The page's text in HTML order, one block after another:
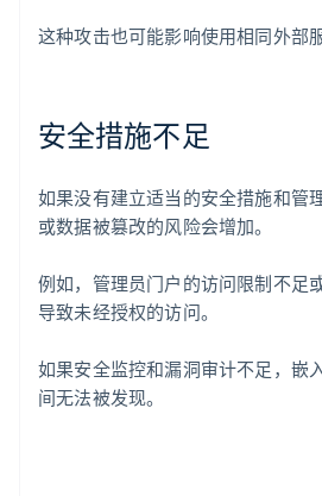
这种攻击也可能影响使用相同外部
安全措施不足
如果没有建立适当的安全措施和管
或数据被篡改的风险会增加。
例如，管理员门户的访问限制不足
导致未经授权的访问。
如果安全监控和漏洞审计不足，嵌
间无法被发现。